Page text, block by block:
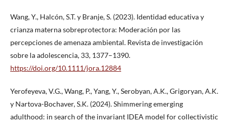
Wang, Y., Halcón, S.T. y Branje, S. (2023). Identidad educativa y
crianza materna sobreprotectora: Moderación por las
percepciones de amenaza ambiental. Revista de investigación
sobre la adolescencia, 33, 1377–1390.
https://doi.org/10.1111/jora.12884
Yerofeyeva, V.G., Wang, P., Yang, Y., Serobyan, A.K., Grigoryan, A.K.
y Nartova-Bochaver, S.K. (2024). Shimmering emerging
adulthood: in search of the invariant IDEA model for collectivistic